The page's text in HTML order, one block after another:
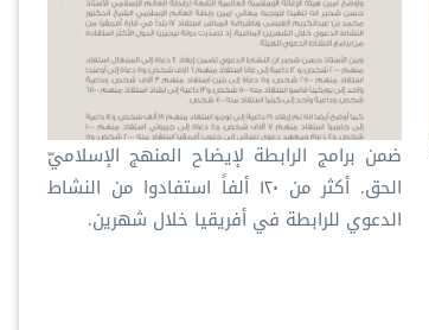
ضمن برامج الرابطة لإيضاح المنهج الإسلاميّ
الحق. أكثر من ١٢٠ ألفاً استفادوا من النشاط
الدعوي للرابطة في أفريقيا خلال شهرين.